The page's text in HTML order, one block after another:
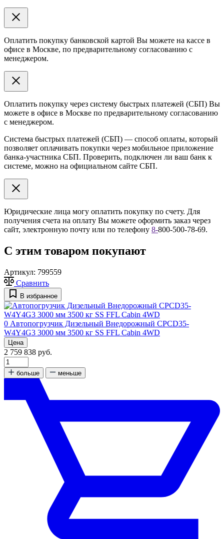
Оплатить покупку банковской картой Вы можете на кассе в
офисе в Москве, по предварительному согласованию с
менеджером.
Оплатить покупку через систему быстрых платежей (СБП) Вы
можете в офисе в Москве по предварительному согласованию
с менеджером.
Система быстрых платежей (СБП) — способ оплаты, который
позволяет оплачивать покупки через мобильное приложение
банка-участника СБП. Проверить, подключен ли ваш банк к
системе, можно на официальном сайте СБП.
Юридические лица могу оплатить покупку по счету. Для
получения счета на оплату Вы можете оформить заказ через
сайт, электронную почту или по телефону 8-800-500-78-69.
С этим товаром покупают
Артикул: 799559
Сравнить
В избранное
0 Автопогрузчик Дизельный Внедорожный CPCD35-
W4Y4G3 3000 мм 3500 кг SS FFL Cabin 4WD
Цена
2 759 838 руб.
больше меньше